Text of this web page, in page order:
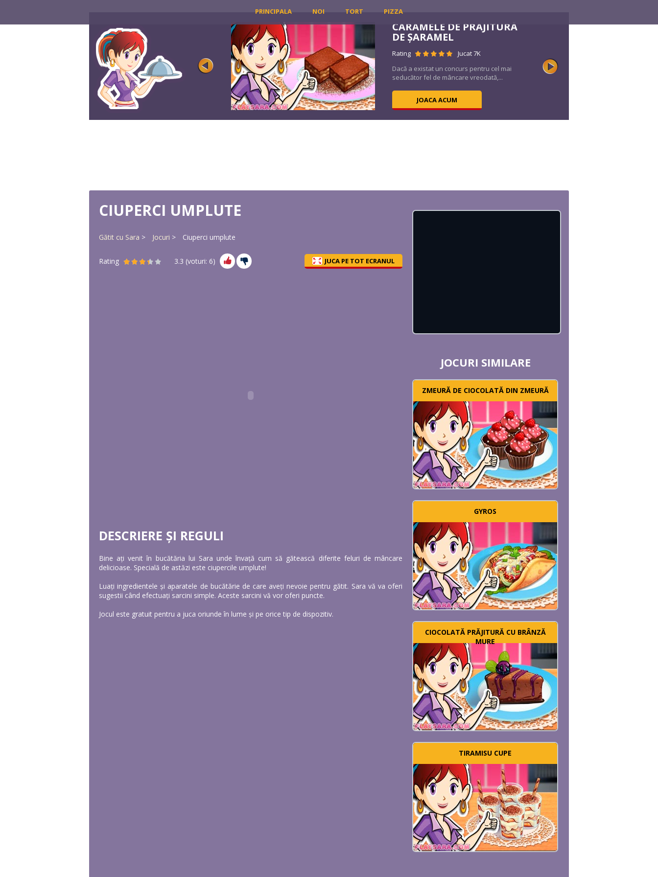
PRINCIPALA NOI TORT PIZZA
SPANAC ROTOLO
Rating
Vorbind despre ingredientele preferate,
doar câțiva oameni își vor ...
JOACA ACUM
CARAMELE DE PRAJITURĂ
DE ȘARAMEL
Rating
Jucat 7K
Dacă a existat un concurs pentru cel mai
seducător fel de mâncare vreodată,...
JOACA ACUM
CIUPERCI UMPLUTE
Gătit cu Sara Jocuri Ciuperci umplute
Rating 3.3 (voturi: 6) JUCA PE TOT ECRANUL
DESCRIERE ȘI REGULI
Bine ați venit în bucătăria lui Sara unde învață cum să gătească diferite feluri de mâncare
delicioase. Specială de astăzi este ciupercile umplute!
Luați ingredientele și aparatele de bucătărie de care aveți nevoie pentru gătit. Sara vă va oferi
sugestii când efectuați sarcini simple. Aceste sarcini vă vor oferi puncte.
Jocul este gratuit pentru a juca oriunde în lume și pe orice tip de dispozitiv.
JOCURI SIMILARE
ZMEURĂ DE CIOCOLATĂ DIN ZMEURĂ
GYROS
CIOCOLATĂ PRĂJITURĂ CU BRÂNZĂ
MURE
TIRAMISU CUPE